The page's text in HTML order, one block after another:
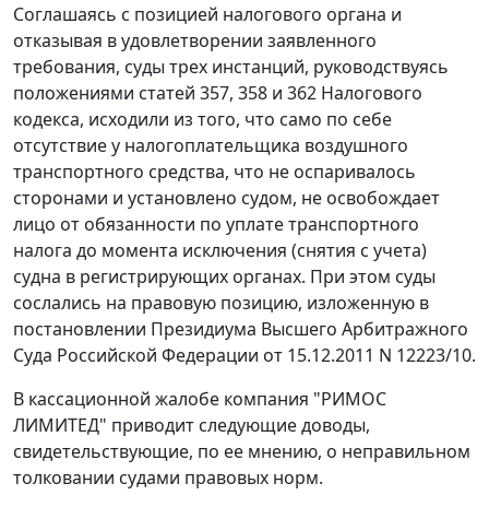
Соглашаясь с позицией налогового органа и
отказывая в удовлетворении заявленного
требования, суды трех инстанций, руководствуясь
положениями статей 357, 358 и 362 Налогового
кодекса, исходили из того, что само по себе
отсутствие у налогоплательщика воздушного
транспортного средства, что не оспаривалось
сторонами и установлено судом, не освобождает
лицо от обязанности по уплате транспортного
налога до момента исключения (снятия с учета)
судна в регистрирующих органах. При этом суды
сослались на правовую позицию, изложенную в
постановлении Президиума Высшего Арбитражного
Суда Российской Федерации от 15.12.2011 N 12223/10.
В кассационной жалобе компания "РИМОС
ЛИМИТЕД" приводит следующие доводы,
свидетельствующие, по ее мнению, о неправильном
толковании судами правовых норм.